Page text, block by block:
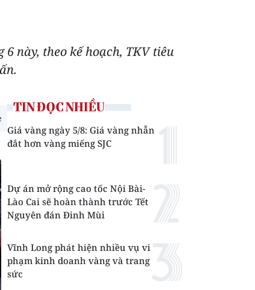
6 này, theo kế hoạch, TKV tiêu
TIN ĐỌC NHIỀU
Giá vàng ngày 5/8: Giá vàng nhẫn
đắt hơn vàng miếng SJC
Dự án mở rộng cao tốc Nội Bài-
Lào Cai sẽ hoàn thành trước Tết
Nguyên đán Đinh Mùi
Vĩnh Long phát hiện nhiều vụ vi
phạm kinh doanh vàng và trang
sức